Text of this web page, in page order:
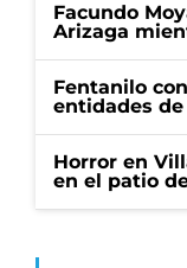
Facundo
Arizaga
Fentanilo
entidades
Horror en
en el patio